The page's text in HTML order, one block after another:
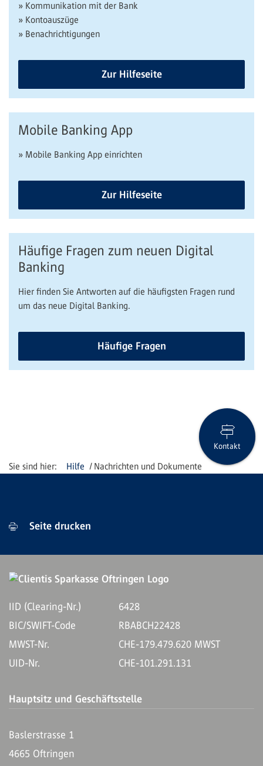
» Kommunikation mit der Bank
» Kontoauszüge
» Benachrichtigungen
Zur Hilfeseite
Mobile Banking App
» Mobile Banking App einrichten
Zur Hilfeseite
Häufige Fragen zum neuen Digital
Banking
Hier finden Sie Antworten auf die häufigsten Fragen rund
um das neue Digital Banking.
Häufige Fragen
Hilfe Nachrichten und Dokumente
Kontakt
Seite drucken
IID (Clearing-Nr.)
6428
BIC/SWIFT-Code
RBABCH22428
MWST-Nr.
CHE-179.479.620 MWST
UID-Nr.
CHE-101.291.131
Hauptsitz und Geschäftsstelle
Baslerstrasse 1
4665 Oftringen